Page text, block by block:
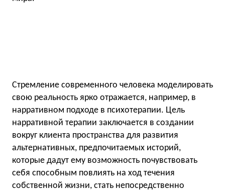
Стремление современного человека моделировать
свою реальность ярко отражается, например, в
нарративном подходе в психотерапии. Цель
нарративной терапии заключается в создании
вокруг клиента пространства для развития
альтернативных, предпочитаемых историй,
которые дадут ему возможность почувствовать
себя способным повлиять на ход течения
собственной жизни, стать непосредственно